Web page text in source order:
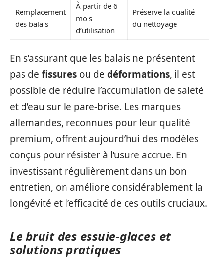
Remplacement
des balais
À partir de 6
mois
d’utilisation
Préserve la qualité
du nettoyage
En s’assurant que les balais ne présentent
pas de fissures ou de déformations, il est
possible de réduire l’accumulation de saleté
et d’eau sur le pare-brise. Les marques
allemandes, reconnues pour leur qualité
premium, offrent aujourd’hui des modèles
conçus pour résister à l’usure accrue. En
investissant régulièrement dans un bon
entretien, on améliore considérablement la
longévité et l’efficacité de ces outils cruciaux.
Le bruit des essuie-glaces et
solutions pratiques